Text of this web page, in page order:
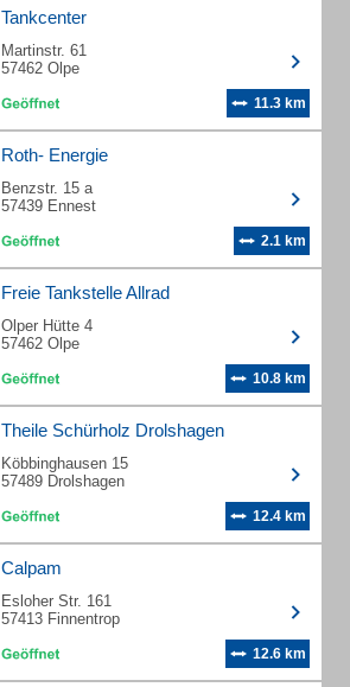
Tankcenter
Martinstr. 61
57462 Olpe
11.3 km
Roth- Energie
Benzstr. 15 a
57439 Ennest
2.1 km
Freie Tankstelle Allrad
Olper Hütte 4
57462 Olpe
10.8 km
Theile Schürholz Drolshagen
Köbbinghausen 15
57489 Drolshagen
12.4 km
Calpam
Esloher Str. 161
57413 Finnentrop
12.6 km